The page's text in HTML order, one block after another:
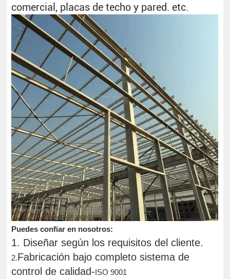
comercial, placas de techo y pared. etc.
Puedes confiar en nosotros:
1. Diseñar según los requisitos del cliente.
2.Fabricación bajo completo sistema de
control de calidad-ISO 9001